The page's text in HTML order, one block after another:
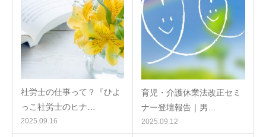
社労士の仕事って？『ひよ
っこ社労士のヒナ…
2025.09.16
育児・介護休業法改正セミ
ナー登壇報告｜男…
2025.09.12